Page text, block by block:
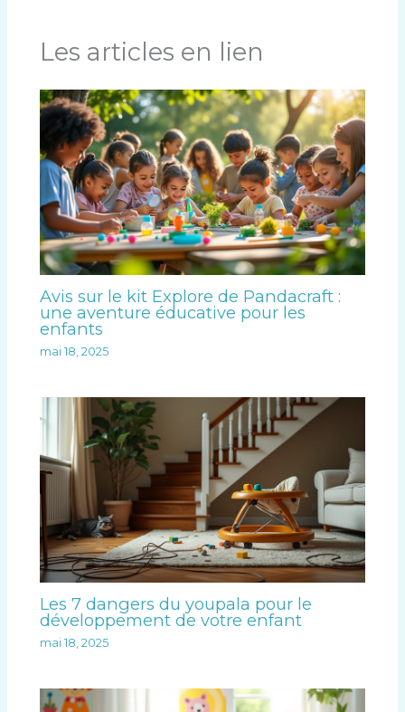
Les articles en lien
Avis sur le kit Explore de Pandacraft :
une aventure éducative pour les
enfants
mai 18, 2025
Les 7 dangers du youpala pour le
développement de votre enfant
mai 18, 2025